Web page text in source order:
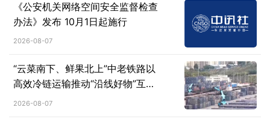
《公安机关网络空间安全监督检查
办法》发布 10月1日起施行
2026-08-07
“云菜南下、鲜果北上”中老铁路以
高效冷链运输推动“沿线好物”互惠
流通
2026-08-07